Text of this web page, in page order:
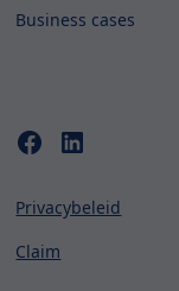
Business cases
Privacybeleid
Claim